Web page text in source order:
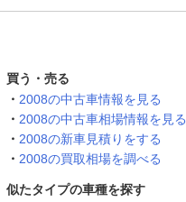
買う・売る
2008の中古車情報を見る
2008の中古車相場情報を見る
2008の新車見積りをする
2008の買取相場を調べる
似たタイプの車種を探す